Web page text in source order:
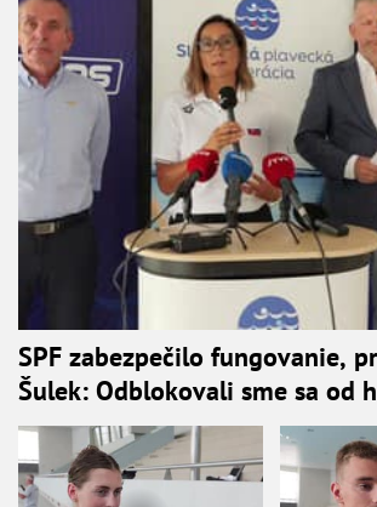
SPF zabezpečilo fungovanie,
Šulek: Odblokovali sme sa od